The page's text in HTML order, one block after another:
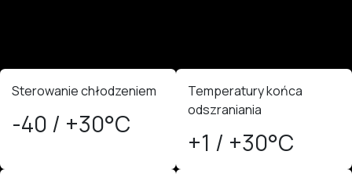
Sterowanie chłodzeniem
-40 / +30°C
Temperatury końca
odszraniania
+1 / +30°C